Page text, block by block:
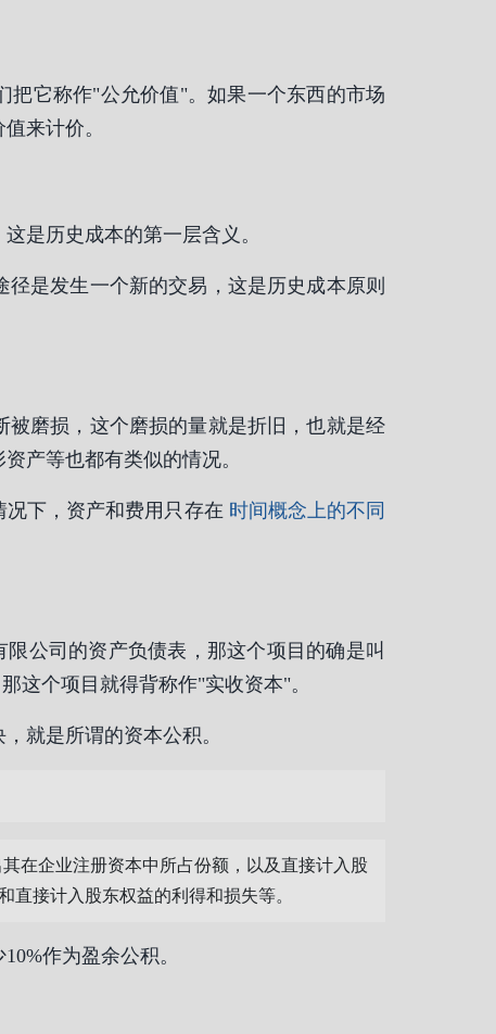
把它称作"公允价值"。如果一个东西的市场
来计价。
是历史成本的第一层含义。
是发生一个新的交易，这是历史成本原则
磨损，这个磨损的量就是折旧，也就是经
产等也都有类似的情况。
下，资产和费用只存在 时间概念上的不同
公司的资产负债表，那这个项目的确是叫
这个项目就得背称作"实收资本"。
就是所谓的资本公积。
在企业注册资本中所占份额，以及直接计入股
直接计入股东权益的利得和损失等。
作为盈余公积。